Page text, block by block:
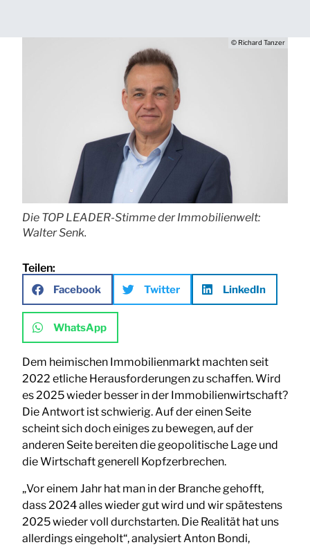
© Richard Tanzer
Die TOP LEADER-Stimme der Immobilienwelt:
Walter Senk.
Teilen:
Facebook Twitter LinkedIn
WhatsApp
Dem heimischen Immobilienmarkt machten seit
2022 etliche Herausforderungen zu schaffen. Wird
es 2025 wieder besser in der Immobilienwirtschaft?
Die Antwort ist schwierig. Auf der einen Seite
scheint sich doch einiges zu bewegen, auf der
anderen Seite bereiten die geopolitische Lage und
die Wirtschaft generell Kopfzerbrechen.
„Vor einem Jahr hat man in der Branche gehofft,
dass 2024 alles wieder gut wird und wir spätestens
2025 wieder voll durchstarten. Die Realität hat uns
allerdings eingeholt“, analysiert Anton Bondi,